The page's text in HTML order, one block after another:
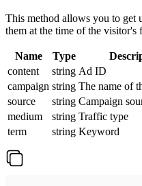
This method allows you to get
them at the time of the visitor's
Name Type
content
string Ad ID
campaign string The name of
source
string Campaign
medium
string Traffic type
term
string Keyword